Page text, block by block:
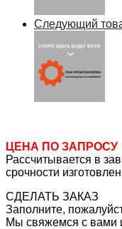
Следующий
ЦЕНА ПО ЗАПРОСУ
Рассчитывается в
срочности
СДЕЛАТЬ ЗАКАЗ
Заполните,
Мы свяжемся с вами